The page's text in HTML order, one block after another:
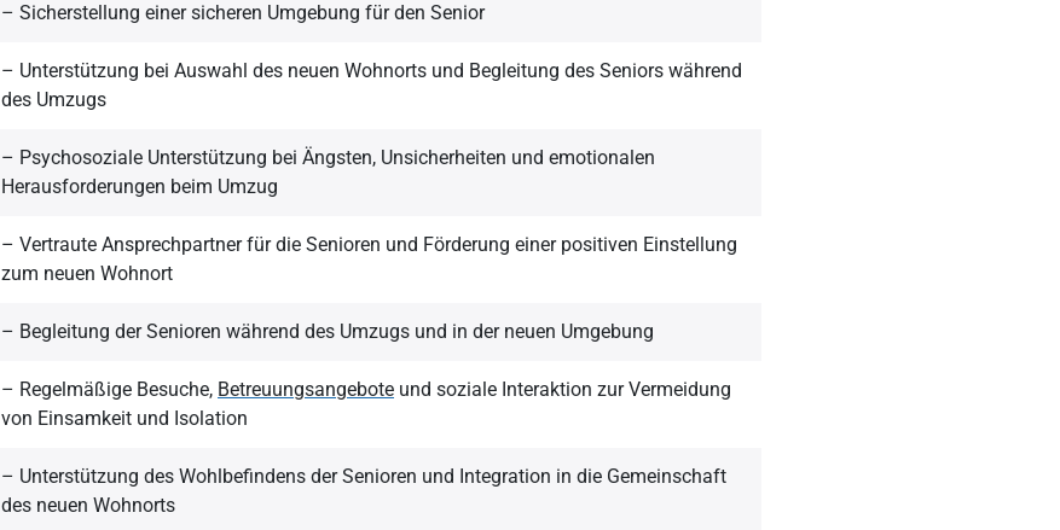
– Sicherstellung einer sicheren Umgebung für den Senior
– Unterstützung bei Auswahl des neuen Wohnorts und Begleitung des Seniors während
des Umzugs
– Psychosoziale Unterstützung bei Ängsten, Unsicherheiten und emotionalen
Herausforderungen beim Umzug
– Vertraute Ansprechpartner für die Senioren und Förderung einer positiven Einstellung
zum neuen Wohnort
– Begleitung der Senioren während des Umzugs und in der neuen Umgebung
– Regelmäßige Besuche, Betreuungsangebote und soziale Interaktion zur Vermeidung
von Einsamkeit und Isolation
– Unterstützung des Wohlbefindens der Senioren und Integration in die Gemeinschaft
des neuen Wohnorts